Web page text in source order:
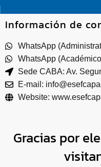
Información de
WhatsApp
WhatsApp
Sede CABA: Av.
E-mail:
Website:
Gracias por